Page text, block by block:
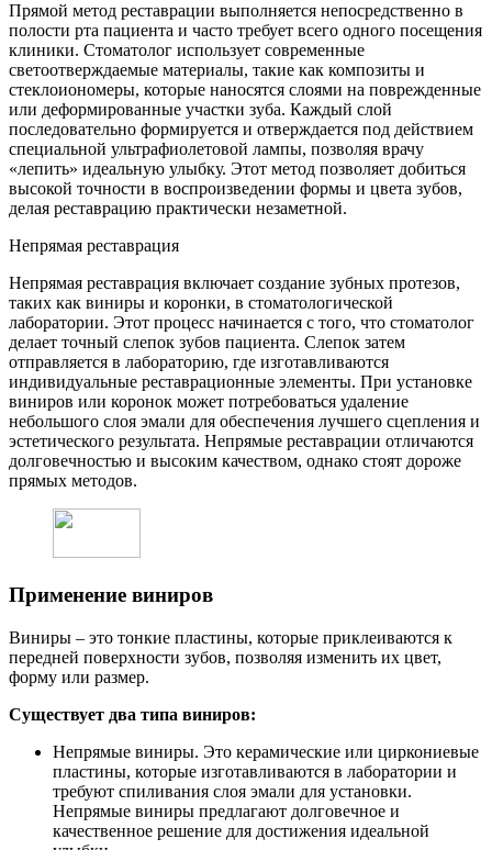
Прямой метод реставрации выполняется непосредственно в
полости рта пациента и часто требует всего одного посещения
клиники. Стоматолог использует современные
светоотверждаемые материалы, такие как композиты и
стеклоиономеры, которые наносятся слоями на поврежденные
или деформированные участки зуба. Каждый слой
последовательно формируется и отверждается под действием
специальной ультрафиолетовой лампы, позволяя врачу
«лепить» идеальную улыбку. Этот метод позволяет добиться
высокой точности в воспроизведении формы и цвета зубов,
делая реставрацию практически незаметной.
Непрямая реставрация
Непрямая реставрация включает создание зубных протезов,
таких как виниры и коронки, в стоматологической
лаборатории. Этот процесс начинается с того, что стоматолог
делает точный слепок зубов пациента. Слепок затем
отправляется в лабораторию, где изготавливаются
индивидуальные реставрационные элементы. При установке
виниров или коронок может потребоваться удаление
небольшого слоя эмали для обеспечения лучшего сцепления и
эстетического результата. Непрямые реставрации отличаются
долговечностью и высоким качеством, однако стоят дороже
прямых методов.
Применение виниров
Виниры – это тонкие пластины, которые приклеиваются к
передней поверхности зубов, позволяя изменить их цвет,
форму или размер.
Существует два типа виниров:
Непрямые виниры. Это керамические или циркониевые
пластины, которые изготавливаются в лаборатории и
требуют спиливания слоя эмали для установки.
Непрямые виниры предлагают долговечное и
качественное решение для достижения идеальной